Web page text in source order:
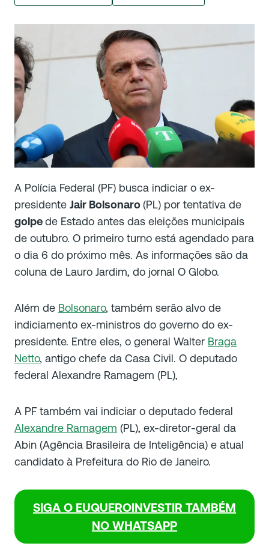
A Polícia Federal (PF) busca indiciar o ex-
presidente Jair Bolsonaro(PL) por tentativa de
golpede Estado antes das eleições municipais
de outubro. O primeiro turno está agendado para
o dia 6 do próximo mês. As informações são da
coluna de Lauro Jardim, do jornal O Globo.
Além de Bolsonaro, também serão alvo de
indiciamento ex-ministros do governo do ex-
presidente. Entre eles, o general Walter Braga
Netto, antigo chefe da Casa Civil. O deputado
federal Alexandre Ramagem (PL),
A PF também vai indiciar o deputado federal
Alexandre Ramagem (PL), ex-diretor-geral da
Abin (Agência Brasileira de Inteligência) e atual
candidato à Prefeitura do Rio de Janeiro.
SIGA O EUQUEROINVESTIR TAMBÉM
NO WHATSAPP